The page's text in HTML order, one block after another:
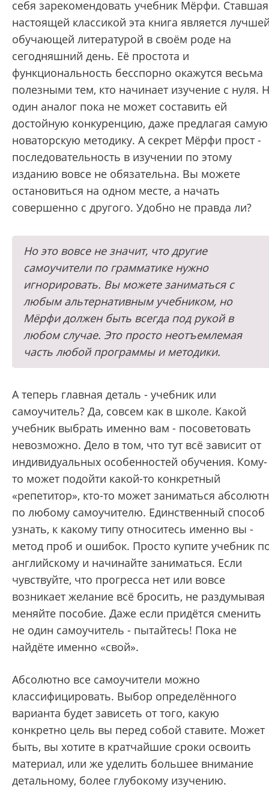
себя зарекомендовать учебник Мёрфи. Ставшая
настоящей классикой эта книга является
обучающей литературой в своём роде на
сегодняшний день. Её простота и
функциональность бесспорно окажутся весьма
полезными тем, кто начинает изучение с нуля.
один аналог пока не может составить ей
достойную конкуренцию, даже предлагая самую
новаторскую методику. А секрет Мёрфи прост -
последовательность в изучении по этому
изданию вовсе не обязательна. Вы можете
остановиться на одном месте, а начать
совершенно с другого. Удобно не правда ли?
Но это вовсе не значит, что другие
самоучители по грамматике нужно
игнорировать. Вы можете заниматься с
любым альтернативным учебником, но
Мёрфи должен быть всегда под рукой в
любом случае. Это просто неотъемлемая
часть любой программы и методики.
А теперь главная деталь - учебник или
самоучитель? Да, совсем как в школе. Какой
учебник выбрать именно вам - посоветовать
невозможно. Дело в том, что тут всё зависит от
индивидуальных особенностей обучения. Кому-
то может подойти какой-то конкретный
«репетитор», кто-то может заниматься
по любому самоучителю. Единственный способ
узнать, к какому типу относитесь именно вы -
метод проб и ошибок. Просто купите учебник
английскому и начинайте заниматься. Если
чувствуйте, что прогресса нет или вовсе
возникает желание всё бросить, не раздумывая
меняйте пособие. Даже если придётся сменить
не один самоучитель - пытайтесь! Пока не
найдёте именно «свой».
Абсолютно все самоучители можно
классифицировать. Выбор определённого
варианта будет зависеть от того, какую
конкретно цель вы перед собой ставите. Может
быть, вы хотите в кратчайшие сроки освоить
материал, или же уделить большее внимание
детальному, более глубокому изучению.